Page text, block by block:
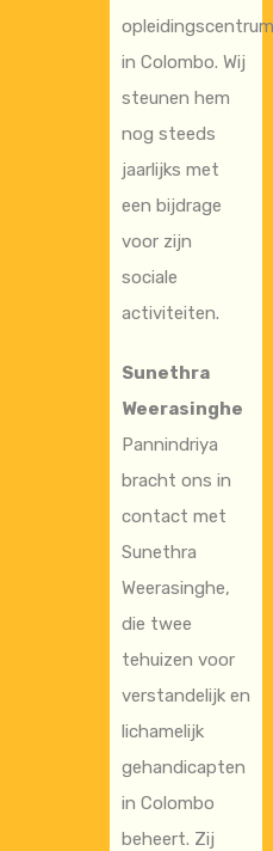
opleidingscentrum
in Colombo. Wij
steunen hem
nog steeds
jaarlijks met
een bijdrage
voor zijn
sociale
activiteiten.
Sunethra
Weerasinghe
Pannindriya
bracht ons in
contact met
Sunethra
Weerasinghe,
die twee
tehuizen voor
verstandelijk en
lichamelijk
gehandicapten
in Colombo
beheert. Zij